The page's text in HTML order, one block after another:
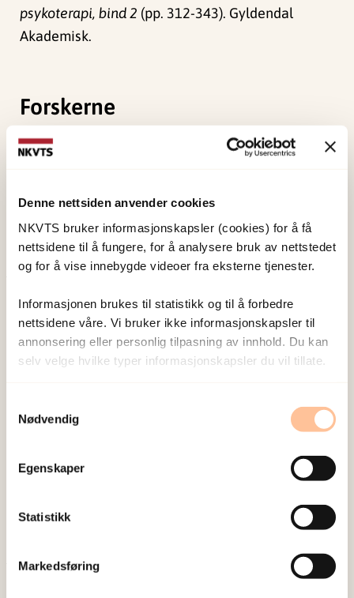
Denne nettsiden anvender cookies
NKVTS bruker informasjonskapsler (cookies) for å få
nettsidene til å fungere, for å analysere bruk av nettstedet
og for å vise innebygde videoer fra eksterne tjenester.
Informasjonen brukes til statistikk og til å forbedre
nettsidene våre. Vi bruker ikke informasjonskapsler til
annonsering eller personlig tilpasning av innhold. Du kan
selv velge hvilke typer informasjonskapsler du vil tillate.
Nødvendig
Egenskaper
Statistikk
Markedsføring
psykoterapi, bind 2 (pp. 312-343). Gyldendal
Akademisk.
Forskerne
Jensen, Tine Kristin
Vis profil
Publisert:
19. mars 2026
Sist redigert: 6. august 2026
om vold og traumatisk stress. Formålet er å bidra
til å forebygge og redusere de helsemessige og
sosiale konsekvensene som vold og traumatisk